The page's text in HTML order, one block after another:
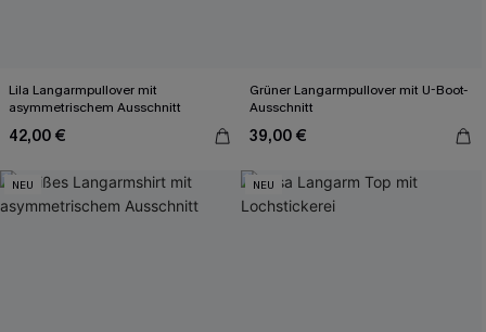
Lila Langarmpullover mit
asymmetrischem Ausschnitt
42,00 €
Grüner Langarmpullover mit U-Boot-
Ausschnitt
39,00 €
NEU NEU